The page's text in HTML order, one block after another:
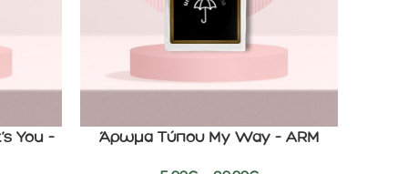
You –
ΕΠΙΛΟΓΉ
Άρωμα Τύπου My Way – ARM